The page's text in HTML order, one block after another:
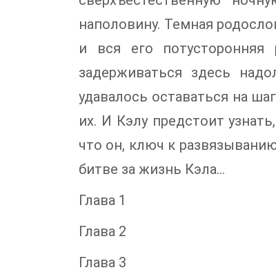
наполовину. Темная
и вся его
задерживаться здесь
удавалось оставаться на
их. И Кэлу предстоит
что он, ключ к
битве за жизнь Кэла…
Глава 1
Глава 2
Глава 3